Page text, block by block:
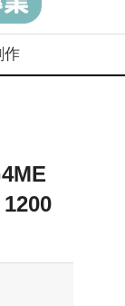
作